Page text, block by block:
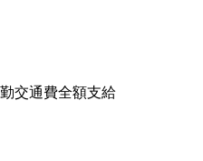
交通費全額支給